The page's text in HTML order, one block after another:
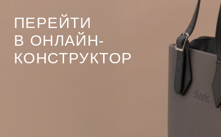
ПЕРЕЙТИ
В ОНЛАЙН-
КОНСТРУКТОР